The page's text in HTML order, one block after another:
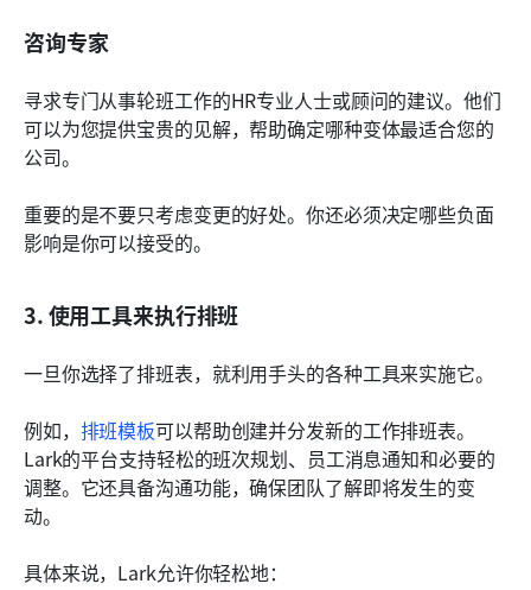
咨询专家
寻求专门从事轮班工作的HR专业人士或顾问的建议。他们
可以为您提供宝贵的见解，帮助确定哪种变体最适合您的
公司。
重要的是不要只考虑变更的好处。你还必须决定哪些负面
影响是你可以接受的。
3. 使用工具来执行排班
一旦你选择了排班表，就利用手头的各种工具来实施它。
例如， 排班模板可以帮助创建并分发新的工作排班表。
Lark的平台支持轻松的班次规划、员工消息通知和必要的
调整。它还具备沟通功能，确保团队了解即将发生的变
动。
具体来说，Lark允许你轻松地：